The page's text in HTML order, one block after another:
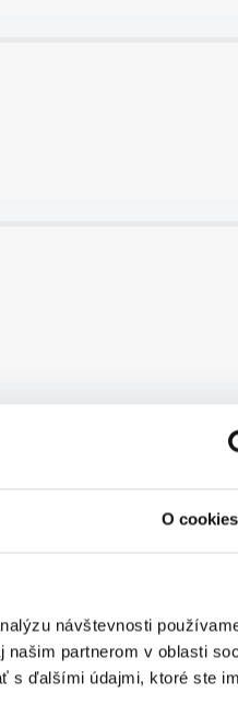
O cookies
návštevnosti
partnerom v oblasti
s ďalšími údajmi, ktoré ste